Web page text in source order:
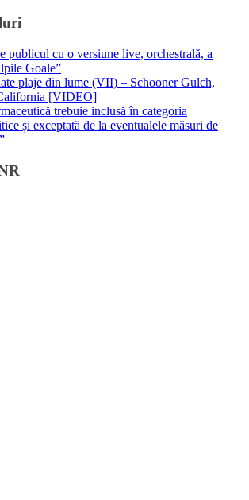
publicul cu o versiune live, orchestrală, a
Goale”
plaje din lume (VII) – Schooner Gulch,
[VIDEO]
trebuie inclusă în categoria
și exceptată de la eventualele măsuri de